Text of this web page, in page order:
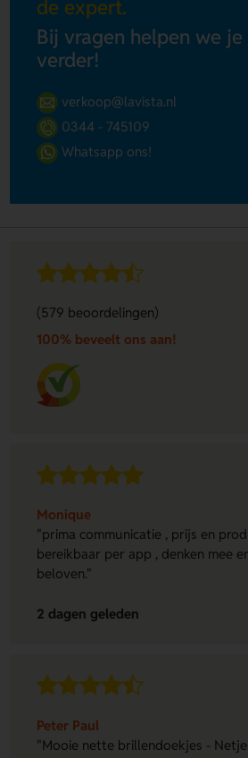
de expert.
Bij vragen helpen we je
verder!
verkoop@lavista.nl
0344 - 745109
Whatsapp ons!
(579 beoordelingen)
100% beveelt ons aan!
Monique
"prima communicatie , prijs en
bereikbaar per app , denken mee
beloven."
2 dagen geleden
Peter Paul
"Mooie nette brillendoekjes -